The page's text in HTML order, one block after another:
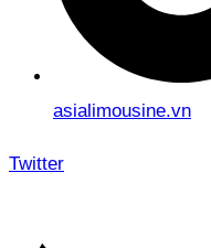
asialimousine.vn
Twitter